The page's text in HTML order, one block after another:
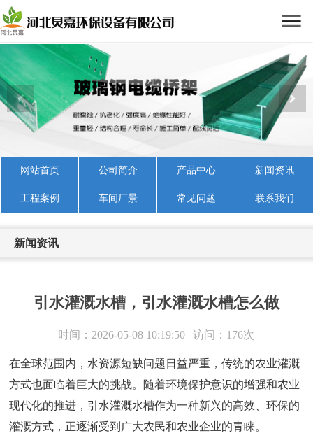
网站首页 公司简介 产品中心 新闻资讯
工程案例 车间厂景 常见问题 联系我们
新闻资讯
引水灌溉水槽，引水灌溉水槽怎么做
时间：2026-05-08 10:19:50 | 访问：176次
在全球范围内，水资源短缺问题日益严重，传统的农业灌溉
方式也面临着巨大的挑战。随着环境保护意识的增强和农业
现代化的推进，引水灌溉水槽作为一种新兴的高效、环保的
灌溉方式，正逐渐受到广大农民和农业企业的青睐。